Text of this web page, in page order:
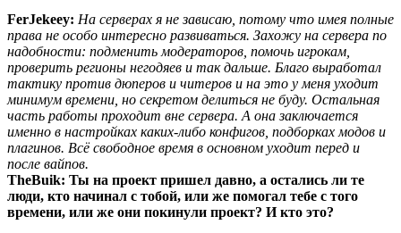
FerJekeey: На серверах я не зависаю, потому что имея полные
права не особо интересно развиваться. Захожу на сервера по
надобности: подменить модераторов, помочь игрокам,
проверить регионы негодяев и так дальше. Благо выработал
тактику против дюперов и читеров и на это у меня уходит
минимум времени, но секретом делиться не буду. Остальная
часть работы проходит вне сервера. А она заключается
именно в настройках каких-либо конфигов, подборках модов и
плагинов. Всё свободное время в основном уходит перед и
после вайпов.
TheBuik: Ты на проект пришел давно, а остались ли те
люди, кто начинал с тобой, или же помогал тебе с того
времени, или же они покинули проект? И кто это?